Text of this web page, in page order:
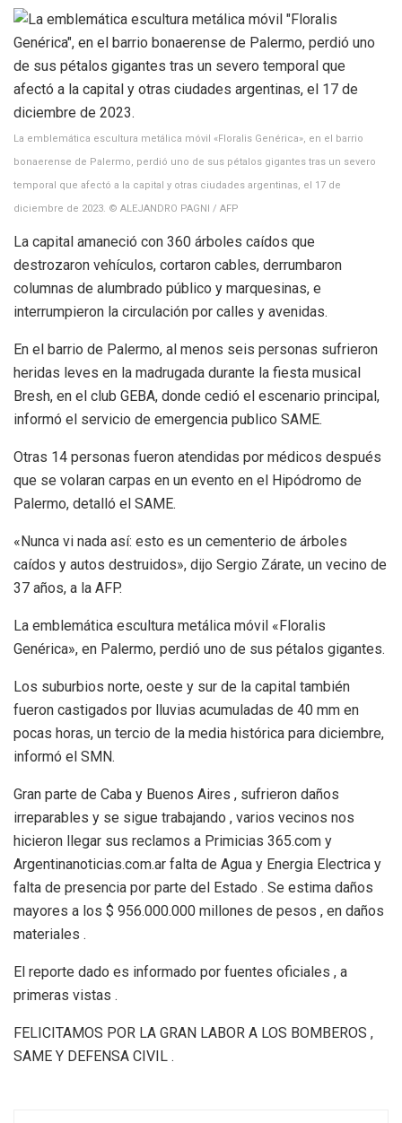
La emblemática escultura metálica móvil «Floralis Genérica», en el barrio
bonaerense de Palermo, perdió uno de sus pétalos gigantes tras un severo
temporal que afectó a la capital y otras ciudades argentinas, el 17 de
diciembre de 2023. © ALEJANDRO PAGNI / AFP
La capital amaneció con 360 árboles caídos que
destrozaron vehículos, cortaron cables, derrumbaron
columnas de alumbrado público y marquesinas, e
interrumpieron la circulación por calles y avenidas.
En el barrio de Palermo, al menos seis personas sufrieron
heridas leves en la madrugada durante la fiesta musical
Bresh, en el club GEBA, donde cedió el escenario principal,
informó el servicio de emergencia publico SAME.
Otras 14 personas fueron atendidas por médicos después
que se volaran carpas en un evento en el Hipódromo de
Palermo, detalló el SAME.
«Nunca vi nada así: esto es un cementerio de árboles
caídos y autos destruidos», dijo Sergio Zárate, un vecino de
37 años, a la AFP.
La emblemática escultura metálica móvil «Floralis
Genérica», en Palermo, perdió uno de sus pétalos gigantes.
Los suburbios norte, oeste y sur de la capital también
fueron castigados por lluvias acumuladas de 40 mm en
pocas horas, un tercio de la media histórica para diciembre,
informó el SMN.
Gran parte de Caba y Buenos Aires , sufrieron daños
irreparables y se sigue trabajando , varios vecinos nos
hicieron llegar sus reclamos a Primicias 365.com y
Argentinanoticias.com.ar falta de Agua y Energia Electrica y
falta de presencia por parte del Estado . Se estima daños
mayores a los $ 956.000.000 millones de pesos , en daños
materiales .
El reporte dado es informado por fuentes oficiales , a
primeras vistas .
FELICITAMOS POR LA GRAN LABOR A LOS BOMBEROS ,
SAME Y DEFENSA CIVIL .